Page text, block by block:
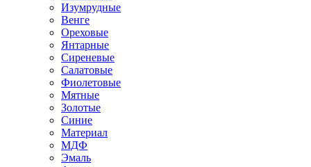
Изумрудные
Венге
Ореховые
Янтарные
Сиреневые
Салатовые
Фиолетовые
Мятные
Золотые
Синие
Материал
МДФ
Эмаль